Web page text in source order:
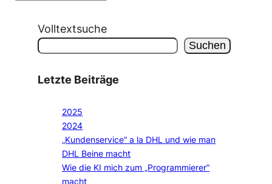
Volltextsuche
Suchen
Letzte Beiträge
2025
2024
„Kundenservice“ a la DHL und wie man
DHL Beine macht
Wie die KI mich zum „Programmierer“
macht